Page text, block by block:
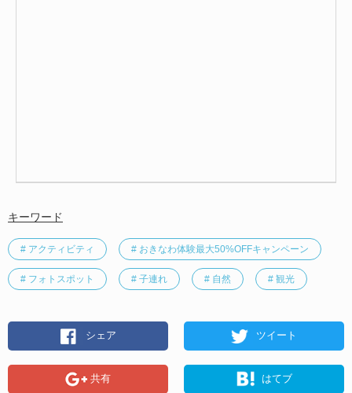
キーワード
# アクティビティ # おきなわ体験最大50%OFFキャンペーン
# フォトスポット # 子連れ # 自然 # 観光
シェア ツイート
共有 はてブ